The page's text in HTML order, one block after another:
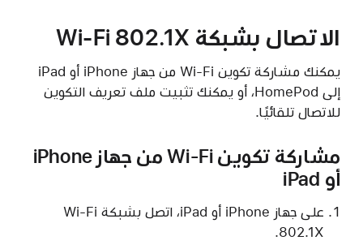
الاتصال بشبكة Wi-Fi 802.1X
يمكنك مشاركة تكوين Wi-Fi من جهاز iPhone أو iPad
إلى HomePod، أو يمكنك تثبيت ملف تعريف التكوين
للاتصال تلقائيًا.
مشاركة تكوين Wi-Fi من جهاز iPhone
أو iPad
على جهاز iPhone أو iPad، اتصل بشبكة Wi-Fi
802.1X.